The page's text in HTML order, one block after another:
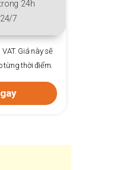
7
Giá này sẽ
từng thời điểm.